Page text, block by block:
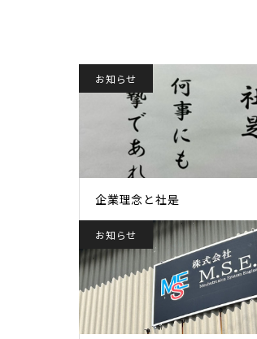
お知らせ
企業理念と社是
お知らせ